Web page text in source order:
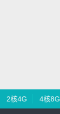
2核4G 4核8G